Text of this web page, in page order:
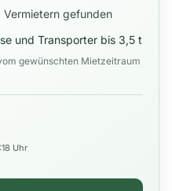
gefunden
und Transporter bis 3,5 t
gewünschten Mietzeitraum
Uhr